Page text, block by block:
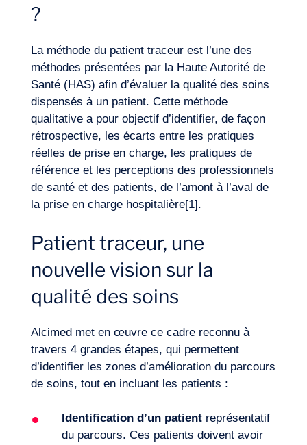
Envie d’embarquer ?
?
La méthode du patient traceur est l’une des
méthodes présentées par la Haute Autorité de
Santé (HAS) afin d’évaluer la qualité des soins
dispensés à un patient. Cette méthode
qualitative a pour objectif d’identifier, de façon
rétrospective, les écarts entre les pratiques
réelles de prise en charge, les pratiques de
référence et les perceptions des professionnels
de santé et des patients, de l’amont à l’aval de
la prise en charge hospitalière[1].
Patient traceur, une
nouvelle vision sur la
qualité des soins
Alcimed met en œuvre ce cadre reconnu à
travers 4 grandes étapes, qui permettent
d’identifier les zones d’amélioration du parcours
de soins, tout en incluant les patients :
Identification d’un patientreprésentatif
du parcours. Ces patients doivent avoir